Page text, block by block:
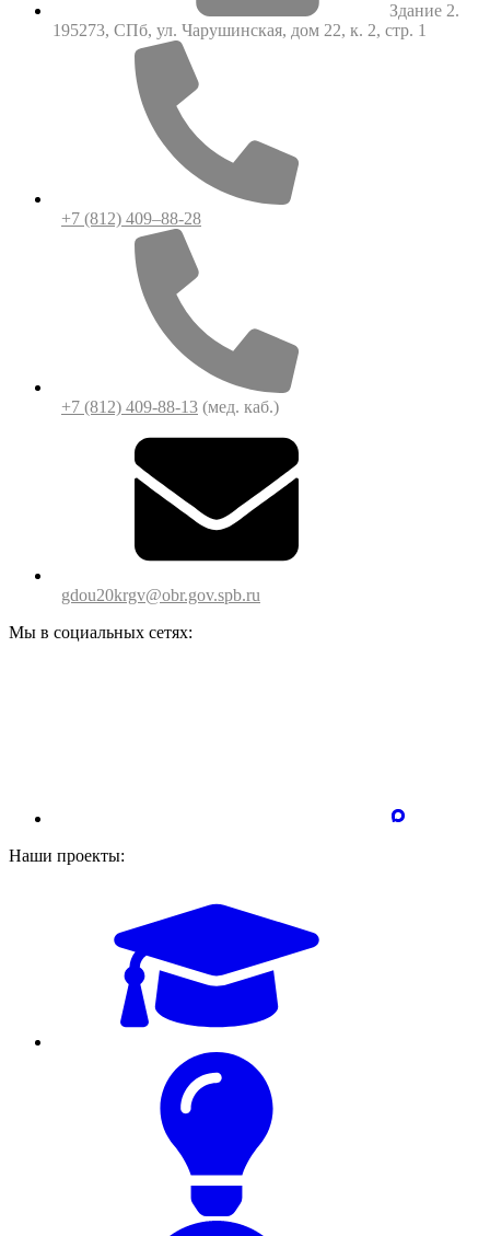
Здание 2.
195273, СПб, ул. Чарушинская, дом 22, к. 2, стр. 1
+7 (812) 409–88-28
+7 (812) 409-88-13 (мед. каб.)
gdou20krgv@obr.gov.spb.ru
Мы в социальных сетях:
Наши проекты: